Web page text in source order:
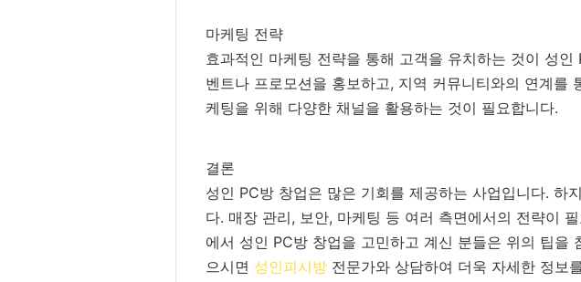
마케팅 전략
효과적인 마케팅 전략을 통해 고객을 유치하는 것이 성
벤트나 프로모션을 홍보하고, 지역 커뮤니티와의 연계를
케팅을 위해 다양한 채널을 활용하는 것이 필요합니다.
결론
성인 PC방 창업은 많은 기회를 제공하는 사업입니다. 하
다. 매장 관리, 보안, 마케팅 등 여러 측면에서의 전략이
에서 성인 PC방 창업을 고민하고 계신 분들은 위의 팁을
으시면 성인피시방 전문가와 상담하여 더욱 자세한 정보